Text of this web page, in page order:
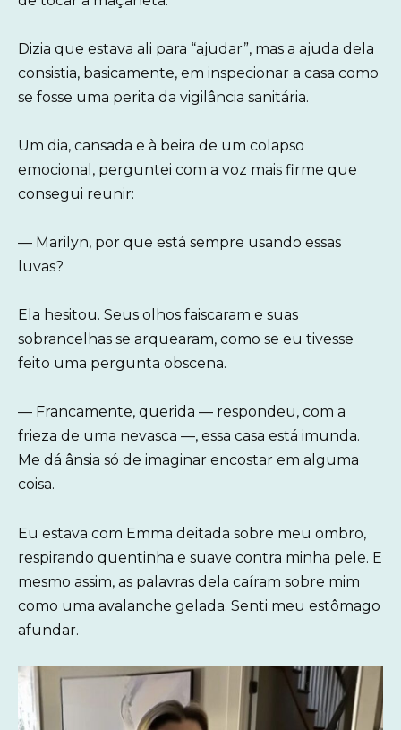
Dizia que estava ali para “ajudar”, mas a ajuda dela
consistia, basicamente, em inspecionar a casa como
se fosse uma perita da vigilância sanitária.
Um dia, cansada e à beira de um colapso
emocional, perguntei com a voz mais firme que
consegui reunir:
— Marilyn, por que está sempre usando essas
luvas?
Ela hesitou. Seus olhos faiscaram e suas
sobrancelhas se arquearam, como se eu tivesse
feito uma pergunta obscena.
— Francamente, querida — respondeu, com a
frieza de uma nevasca —, essa casa está imunda.
Me dá ânsia só de imaginar encostar em alguma
coisa.
Eu estava com Emma deitada sobre meu ombro,
respirando quentinha e suave contra minha pele. E
mesmo assim, as palavras dela caíram sobre mim
como uma avalanche gelada. Senti meu estômago
afundar.